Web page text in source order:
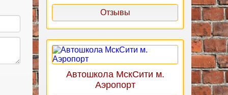
Отзывы
Автошкола МскСити м.
Аэропорт